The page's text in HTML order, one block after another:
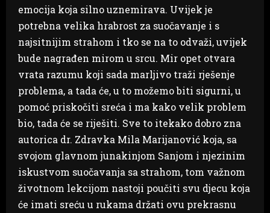
emocija koja silno uznemirava. Uvijek je
potrebna velika hrabrost za suočavanje i s
najsitnijim strahom i tko se na to odvaži, uvijek
bude nagrađen mirom u srcu. Mir opet otvara
vrata razumu koji sada marljivo traži rješenje
problema, a tada će, u to možemo biti sigurni, u
pomoć priskočiti sreća i ma kako velik problem
bio, tada će se riješiti. Sve to itekako dobro zna
autorica dr. Zdravka Mila Marijanović koja, sa
svojom glavnom junakinjom Sanjom i njezinim
iskustvom suočavanja sa strahom, tom važnom
životnom lekcijom nastoji poučiti svu djecu koja
će imati sreću u rukama držati ovu prekrasnu